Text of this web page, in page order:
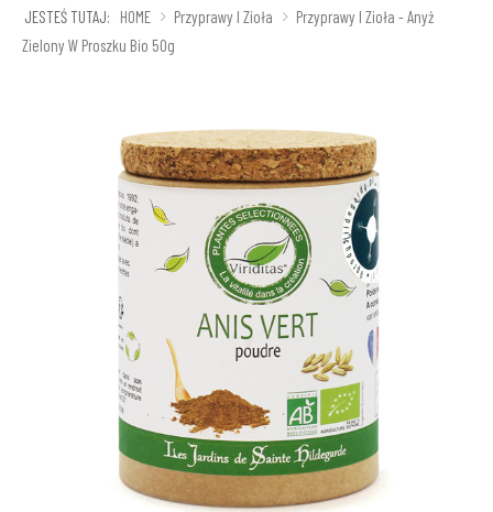
JESTEŚ TUTAJ: HOME Przyprawy I Zioła
Przyprawy I Zioła - Anyż
Zielony W Proszku Bio 50g